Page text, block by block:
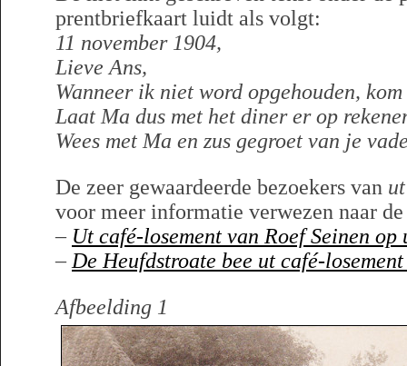
prentbriefkaart luidt als volgt:
11 november 1904,
Lieve Ans,
Wanneer ik niet word opgehouden,
Laat Ma dus met het diner er op
Wees met Ma en zus gegroet van je
De zeer gewaardeerde bezoekers van
voor meer informatie verwezen naar
– Ut café-losement van Roef Seinen
– De Heufdstroate bee ut café-
Afbeelding 1